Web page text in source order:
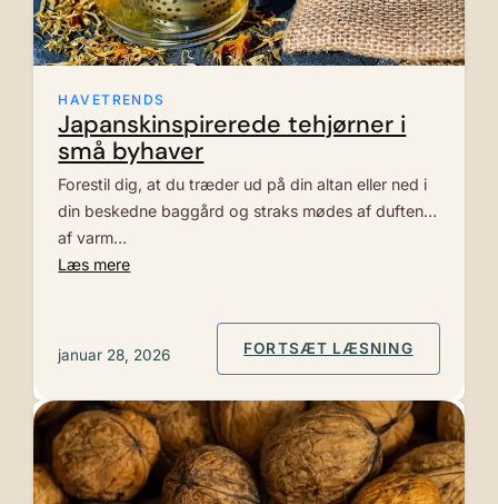
HAVETRENDS
Japanskinspirerede tehjørner i
små byhaver
Forestil dig, at du træder ud på din altan eller ned i
din beskedne baggård og straks mødes af duften
af varm…
Læs mere
januar 28, 2026 FORTSÆT LÆSNING: